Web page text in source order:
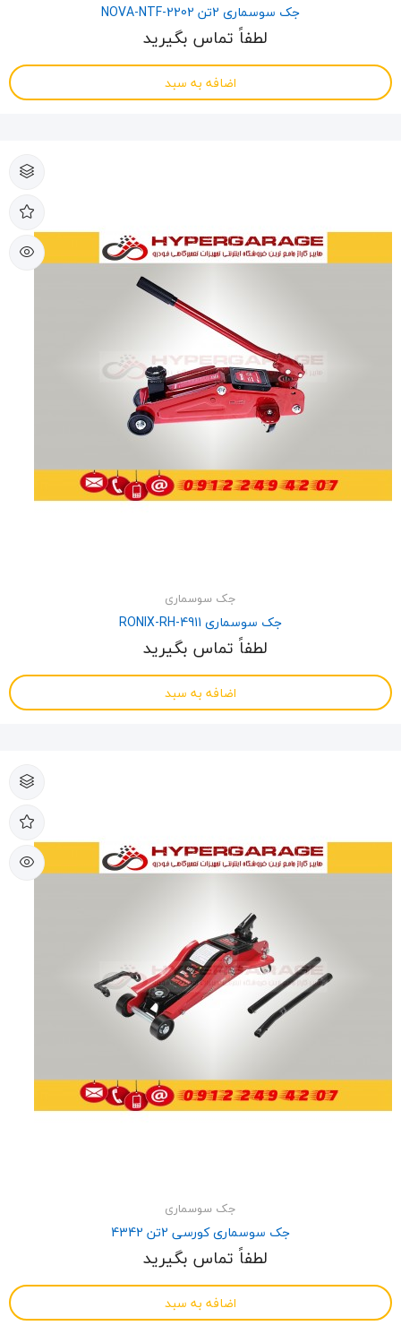
جک سوسماری 2تن NOVA-NTF-2202
لطفاً تماس بگیرید
اضافه به سبد
جک سوسماری
جک سوسماری RONIX-RH-4911
لطفاً تماس بگیرید
اضافه به سبد
جک سوسماری
جک سوسماری کورسی 2تن 4342
لطفاً تماس بگیرید
اضافه به سبد